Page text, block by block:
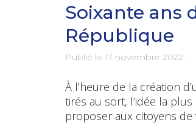
Soixante ans
République
Publié le 17 novembre 2022.
À l’heure de la création
tirés au sort, l’idée la
proposer aux citoyens de